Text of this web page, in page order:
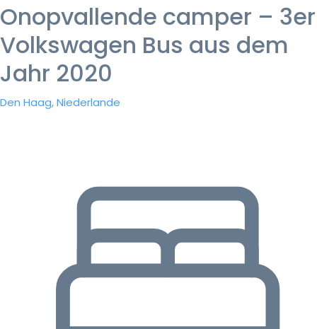
Onopvallende camper – 3er
Volkswagen Bus aus dem
Jahr 2020
Den Haag, Niederlande